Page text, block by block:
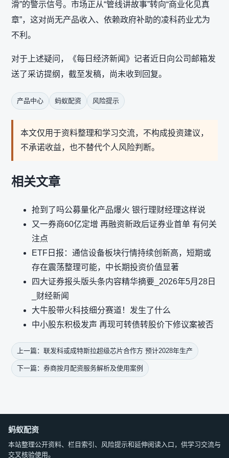
滑”的警示信号。市场正从“管线讲故事”转向“商业化见真
章”，这对尚无产品收入、依赖政府补助的凌科药业尤为
不利。
对于上述疑问，《每日经济新闻》记者近日向公司邮箱发
送了采访提纲，截至发稿，尚未收到回复。
产品中心 蚂蚁配资 风险提示
本文仅用于资料整理和学习交流，不构成投资建议，
不承诺收益，也不替代个人风险判断。
相关文章
抢到了吗公募量化产品爆火 银行理财经理这样说
又一券商60亿定增 再融资新政后证券业首单 有何关
注点
ETF日报：通信设备板块行情持续创新高，短期或
存在震荡整理可能，中长期投资价值显著
四大证券报头版头条内容精华摘要_2026年5月28日
_财经新闻
大牛股带火科技细分赛道！发生了什么
中小股东积极发声 再现可转债转股价下修议案被否
上一篇：联发科或成特斯拉超级芯片合作方 预计2028年生产
下一篇：券商按月配资服务解析及使用案例
蚂蚁配资
本站整理公开资料、栏目索引、风险提示和延伸阅读入口，供学习交流与
交叉核验使用。